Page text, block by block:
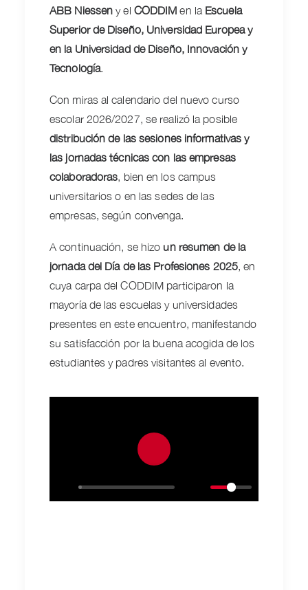
ABB Niesseny el CODDIM en la Escuela
Superior de Diseño, Universidad Europea y
en la Universidad de Diseño, Innovación y
Tecnología.
Con miras al calendario del nuevo curso
escolar 2026/2027, se realizó la posible
distribución de las sesiones informativas y
las jornadas técnicas con las empresas
colaboradoras, bien en los campus
universitarios o en las sedes de las
empresas, según convenga.
A continuación, se hizo un resumen de la
jornada del Día de las Profesiones 2025, en
cuya carpa del CODDIM participaron la
mayoría de las escuelas y universidades
presentes en este encuentro, manifestando
su satisfacción por la buena acogida de los
estudiantes y padres visitantes al evento.
Play